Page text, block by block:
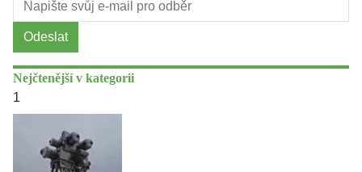
Odeslat
Nejčtenější v kategorii
1